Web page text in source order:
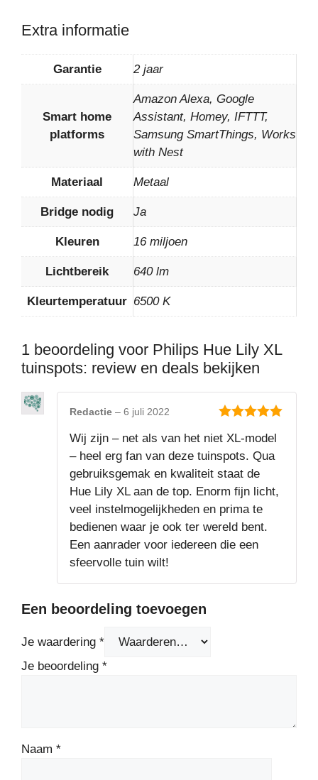
Extra informatie
Garantie 2 jaar
Smart home
platforms
Amazon Alexa, Google
Assistant, Homey, IFTTT,
Samsung SmartThings, Works
with Nest
Materiaal Metaal
Bridge nodig Ja
Kleuren 16 miljoen
Lichtbereik 640 lm
Kleurtemperatuur 6500 K
1 beoordeling voor Philips Hue Lily XL
tuinspots: review en deals bekijken
Redactie – 6 juli 2022
Wij zijn – net als van het niet XL-model
– heel erg fan van deze tuinspots. Qua
gebruiksgemak en kwaliteit staat de
Hue Lily XL aan de top. Enorm fijn licht,
veel instelmogelijkheden en prima te
bedienen waar je ook ter wereld bent.
Een aanrader voor iedereen die een
sfeervolle tuin wilt!
Een beoordeling toevoegen
Je waardering *
Je beoordeling *
Naam *